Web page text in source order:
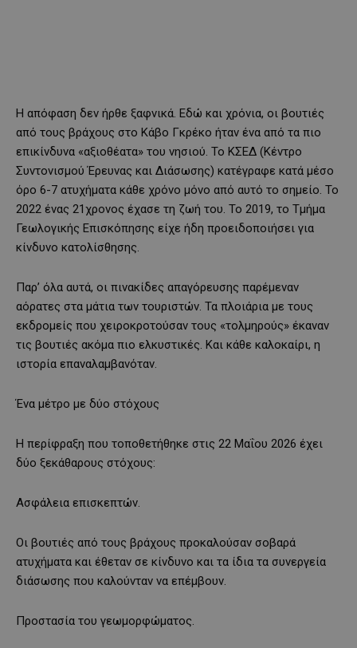
Η απόφαση δεν ήρθε ξαφνικά. Εδώ και χρόνια, οι βουτιές
από τους βράχους στο Κάβο Γκρέκο ήταν ένα από τα πιο
επικίνδυνα «αξιοθέατα» του νησιού. Το ΚΣΕΔ (Κέντρο
Συντονισμού Έρευνας και Διάσωσης) κατέγραφε κατά μέσο
όρο 6-7 ατυχήματα κάθε χρόνο μόνο από αυτό το σημείο. Το
2022 ένας 21χρονος έχασε τη ζωή του. Το 2019, το Τμήμα
Γεωλογικής Επισκόπησης είχε ήδη προειδοποιήσει για
κίνδυνο κατολίσθησης.
Παρ’ όλα αυτά, οι πινακίδες απαγόρευσης παρέμεναν
αόρατες στα μάτια των τουριστών. Τα πλοιάρια με τους
εκδρομείς που χειροκροτούσαν τους «τολμηρούς» έκαναν
τις βουτιές ακόμα πιο ελκυστικές. Και κάθε καλοκαίρι, η
ιστορία επαναλαμβανόταν.
Ένα μέτρο με δύο στόχους
Η περίφραξη που τοποθετήθηκε στις 22 Μαΐου 2026 έχει
δύο ξεκάθαρους στόχους:
Ασφάλεια επισκεπτών.
Οι βουτιές από τους βράχους προκαλούσαν σοβαρά
ατυχήματα και έθεταν σε κίνδυνο και τα ίδια τα συνεργεία
διάσωσης που καλούνταν να επέμβουν.
Προστασία του γεωμορφώματος.